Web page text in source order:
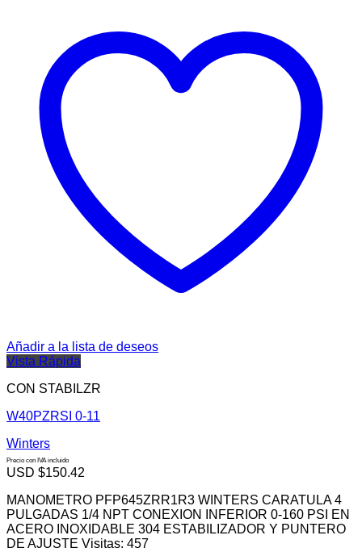
Añadir a la lista de deseos
Vista Rápida
CON STABILZR
W40PZRSI 0-11
Winters
Precio con IVA incluido
USD $150.42
MANOMETRO PFP645ZRR1R3 WINTERS CARATULA 4
PULGADAS 1/4 NPT CONEXION INFERIOR 0-160 PSI EN
ACERO INOXIDABLE 304 ESTABILIZADOR Y PUNTERO
DE AJUSTE Visitas: 457